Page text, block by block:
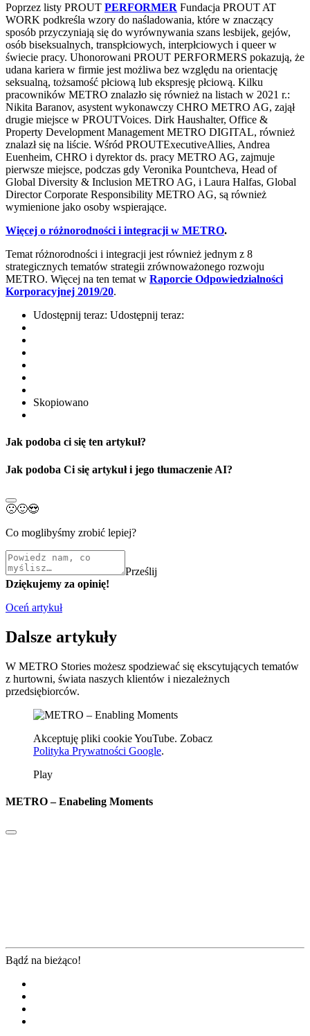
Poprzez listy PROUT PERFORMER Fundacja PROUT AT
WORK podkreśla wzory do naśladowania, które w znaczący
sposób przyczyniają się do wyrównywania szans lesbijek, gejów,
osób biseksualnych, transpłciowych, interpłciowych i queer w
świecie pracy. Uhonorowani PROUT PERFORMERS pokazują, że
udana kariera w firmie jest możliwa bez względu na orientację
seksualną, tożsamość płciową lub ekspresję płciową. Kilku
pracowników METRO znalazło się również na listach w 2021 r.:
Nikita Baranov, asystent wykonawczy CHRO METRO AG, zajął
drugie miejsce w PROUTVoices. Dirk Haushalter, Office &
Property Development Management METRO DIGITAL, również
znalazł się na liście. Wśród PROUTExecutiveAllies, Andrea
Euenheim, CHRO i dyrektor ds. pracy METRO AG, zajmuje
pierwsze miejsce, podczas gdy Veronika Pountcheva, Head of
Global Diversity & Inclusion METRO AG, i Laura Halfas, Global
Director Corporate Responsibility METRO AG, są również
wymienione jako osoby wspierające.
Więcej o różnorodności i integracji w METRO.
Temat różnorodności i integracji jest również jednym z 8
strategicznych tematów strategii zrównoważonego rozwoju
METRO. Więcej na ten temat w Raporcie Odpowiedzialności
Korporacyjnej 2019/20.
Udostępnij teraz: Udostępnij teraz:
Skopiowano
Jak podoba ci się ten artykuł?
Jak podoba Ci się artykuł i jego tłumaczenie AI?
🙁🙂😍
Co moglibyśmy zrobić lepiej?
Prześlij
Dziękujemy za opinię!
Oceń artykuł
Dalsze artykuły
W METRO Stories możesz spodziewać się ekscytujących tematów
z hurtowni, świata naszych klientów i niezależnych
przedsiębiorców.
Akceptuję pliki cookie YouTube. Zobacz
Polityka Prywatności Google.
Play
METRO – Enabeling Moments
Bądź na bieżąco!